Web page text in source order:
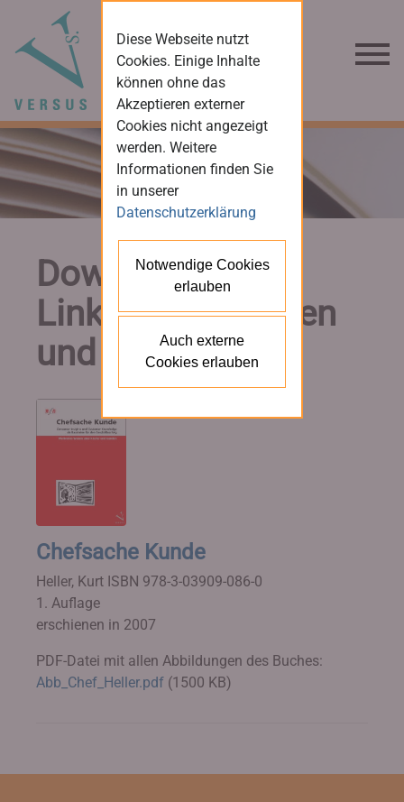
Downloads und
Links für Dozenten
und Leser
Chefsache Kunde
Heller, Kurt ISBN 978-3-03909-086-0
1. Auflage
erschienen in 2007
PDF-Datei mit allen Abbildungen des Buches:
Abb_Chef_Heller.pdf (1500 KB)
Diese Webseite nutzt
Cookies. Einige Inhalte
können ohne das
Akzeptieren externer
Cookies nicht angezeigt
werden. Weitere
Informationen finden Sie
in unserer
Datenschutzerklärung
Notwendige Cookies
erlauben
Auch externe
Cookies erlauben